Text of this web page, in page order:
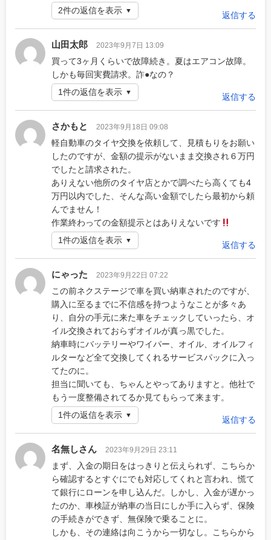
返信する
2件の返信を表示
山田太郎 2023年9月7日 13:09
買って3ヶ月くらいで故障続き。夏はエアコン故障。
しかも毎回実費請求。詐●なの？
返信する
1件の返信を表示
さかもと 2023年9月18日 09:08
軽自動車のタイヤ交換を依頼して、見積もりをお願い
したのですが、金額の提示がないまま交換され６万円
でしたと請求された。
ありえない他所のタイヤ店とかで調べたら高くても4
万円以内でした、そんな高い金額でしたら最初から頼
んでません！
作業終わっての金額提示とはありえないです
返信する
1件の返信を表示
にゃった 2023年9月22日 07:22
この前ネクステージで車を買い納車されたのですが、
購入に至るまでに不信感を持つようなことが多々あ
り、自分の手元に来た車をチェックしていったら、オ
イル交換されておらずオイルが真っ黒でした。
納車時にバッテリーやワイパー、オイル、オイルフィ
ルターなど全て交換してくれるサービスパックに入っ
てたのに。
担当に聞いても、ちゃんとやってありますと。他社で
もう一度整備されてるか見てもらって来ます。
返信する
1件の返信を表示
名無しさん 2023年9月29日 23:11
まず、入金の期日をはっきりと伝えられず、こちらか
ら確認するとすぐにでも対応してくれと言われ、慌て
て銀行にローンを申し込んだ。しかし、入金が遅かっ
たのか、車検証が納車の当日にしか手に入らず、保険
の手続きができず、無保険で乗ることに。
しかも、その連絡は向こうから一切なし。こちらから